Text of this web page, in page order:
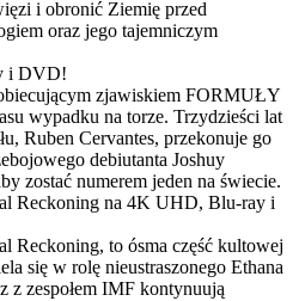
i obronić Ziemię przed
oraz jego tajemniczym
i DVD!
zjawiskiem FORMUŁY
wypadku na torze. Trzydzieści lat
Ruben Cervantes, przekonuje go
debiutanta Joshuy
zostać numerem jeden na świecie.
Reckoning na 4K UHD, Blu-ray i
Reckoning, to ósma część kultowej
się w rolę nieustraszonego Ethana
z zespołem IMF kontynuują